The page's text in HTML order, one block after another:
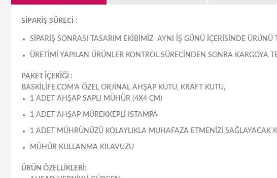
SİPARİŞ SÜRECİ :
SIPARIŞ SONRASI TASARIM EKIBIMIZ AYNI IŞ GÜNÜ IÇERISINDE ÜRÜNÜ
ÜRETIMI YAPILAN ÜRÜNLER KONTROL SÜRECINDEN SONRA KARGOYA
PAKET İÇERİĞİ :
BASKILIFE.COM’A ÖZEL ORJINAL AHŞAP KUTU, KRAFT KUTU,
1 ADET AHŞAP SAPLI MÜHÜR (4X4 CM)
1 ADET AHŞAP MÜREKKEPLI ISTAMPA
1 ADET MÜHRÜNÜZÜ KOLAYLIKLA MUHAFAZA ETMENIZI SAĞLAYACAK
MÜHÜR KULLANMA KILAVUZU
ÜRÜN ÖZELLİKLERİ: